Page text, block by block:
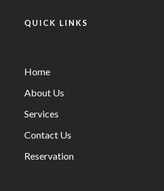
QUICK LINKS
Home
About Us
Services
Contact Us
Reservation